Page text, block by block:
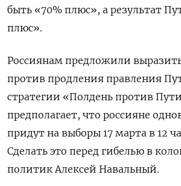
быть «70% плюс», а результат
плюс».
Россиянам предложили
против продления правления
стратегии «Полдень против
предполагает, что россияне
придут на выборы 17 марта в 12
Сделать это перед гибелью в
политик Алексей Навальный.